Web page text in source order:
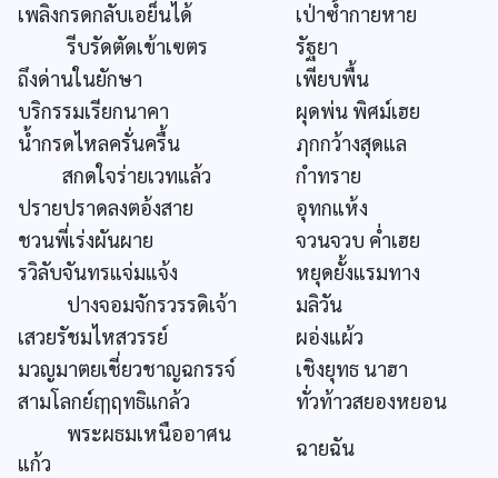
เพลิงกรดกลับเอย็นได้
เป่าซ้ำกายหาย
รีบรัดตัดเข้าเฃตร
รัฐยา
ถึงด่านในยักษา
เพียบพื้น
บริกรรมเรียกนาคา
ผุดพ่น พิศม์เฮย
น้ำกรดไหลครั่นครื้น
ฦกกว้างสุดแล
สกดใจร่ายเวทแล้ว
กำทราย
ปรายปราดลงตอ้งสาย
อุทกแห้ง
ชวนพี่เร่งผันผาย
จวนจวบ ค่ำเฮย
รวิลับจันทรแจ่มแจ้ง
หยุดยั้งแรมทาง
ปางจอมจักรวรรดิเจ้า
มลิวัน
เสวยรัชมไหสวรรย์
ผอ่งแผ้ว
มวญมาตยเชี่ยวชาญฉกรรจ์
เชิงยุทธ นาฮา
สามโลกย์ฤๅฤทธิแกล้ว
ทั่วท้าวสยองหยอน
พระผธมเหนืออาศน
แก้ว
ฉายฉัน